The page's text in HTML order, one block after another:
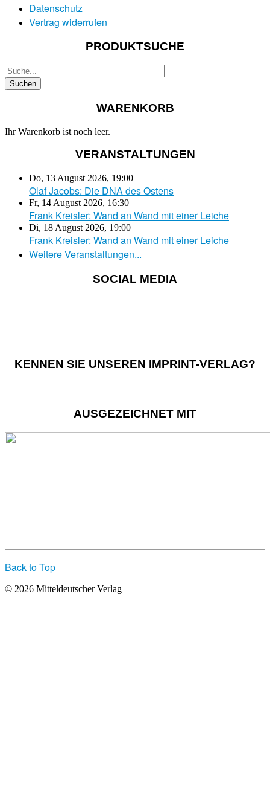
Datenschutz
Vertrag widerrufen
PRODUKTSUCHE
WARENKORB
Ihr Warenkorb ist noch leer.
VERANSTALTUNGEN
Do, 13 August 2026, 19:00
Olaf Jacobs: Die DNA des Ostens
Fr, 14 August 2026, 16:30
Frank Kreisler: Wand an Wand mit einer Leiche
Di, 18 August 2026, 19:00
Frank Kreisler: Wand an Wand mit einer Leiche
Weitere Veranstaltungen...
SOCIAL MEDIA
KENNEN SIE UNSEREN IMPRINT-VERLAG?
AUSGEZEICHNET MIT
Back to Top
© 2026 Mitteldeutscher Verlag